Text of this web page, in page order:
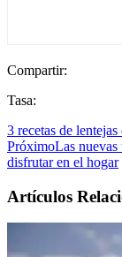
Compartir:
Tasa:
3 recetas de
PróximoLas nuevas
disfrutar en el hogar
Artículos